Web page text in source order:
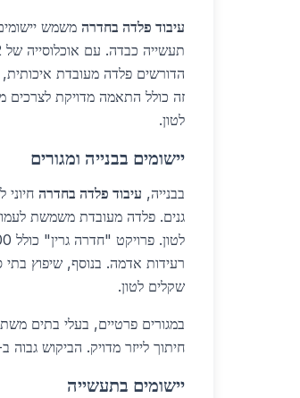
עיבוד פלדה בחדרה
הדורשים פלדה מעובדת איכותית,
לטון.
יישומים בבנייה ומגורים
בבנייה, עיבוד פלדה בחדרה
שקלים לטון.
במגורים פרטיים, בעלי בתים
חיתוך לייזר מדויק. הביקוש גבוה ב-25% ב-2026 עקב בנייה
יישומים בתעשייה